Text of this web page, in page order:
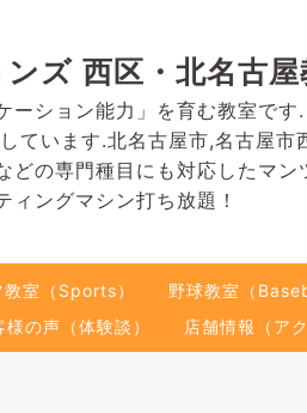
ズ 西区・北名古屋
ーション能力」を育む教室で
ています.北名古屋市,名古屋
どの専門種目にも対応したマ
ングマシン打ち放題！
教室（Sports） 野球教室（
様の声（体験談）
店舗情報（アク